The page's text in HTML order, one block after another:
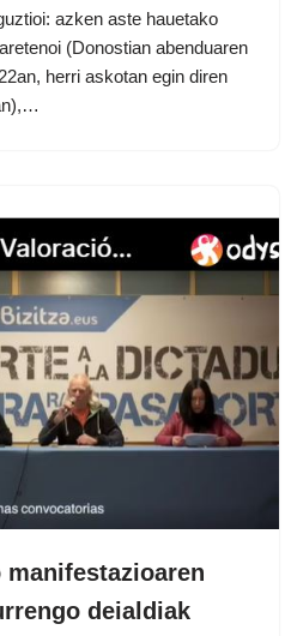
azken aste hauetako
(Donostian abenduaren
herri askotan egin diren
deialdiak